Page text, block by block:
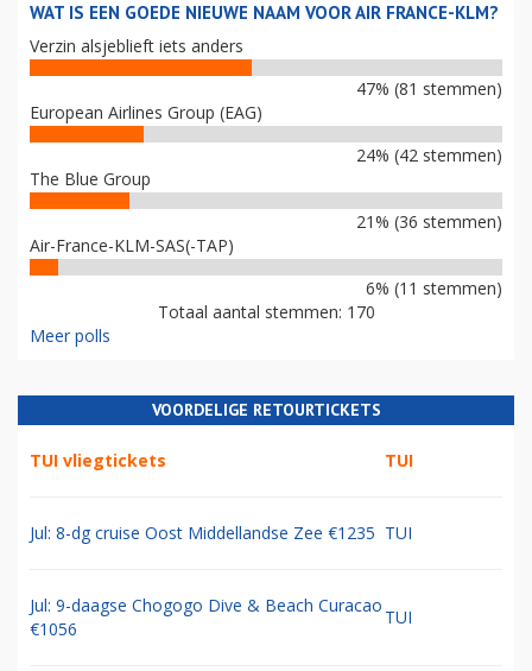
WAT IS EEN GOEDE NIEUWE NAAM VOOR AIR FRANCE-KLM?
Verzin alsjeblieft iets anders
47% (81 stemmen)
European Airlines Group (EAG)
24% (42 stemmen)
The Blue Group
21% (36 stemmen)
Air-France-KLM-SAS(-TAP)
6% (11 stemmen)
Totaal aantal stemmen: 170
Meer polls
VOORDELIGE RETOURTICKETS
TUI vliegtickets TUI
Jul: 8-dg cruise Oost Middellandse Zee €1235 TUI
Jul: 9-daagse Chogogo Dive & Beach Curacao
€1056
TUI